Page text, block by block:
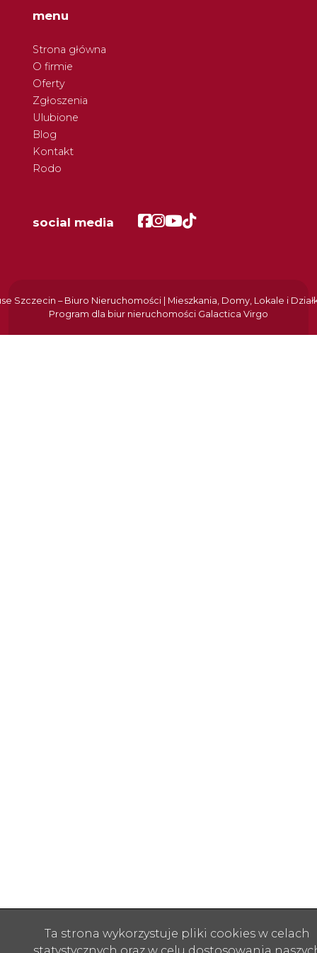
menu
Strona główna
O firmie
Oferty
Zgłoszenia
Ulubione
Blog
Kontakt
Rodo
social media Facebook
Facebook
Facebook
Facebook
Szczecin – Biuro Nieruchomości | Mieszkania, Domy, Lokale i
Program dla biur nieruchomości Galactica Virgo
Ta strona wykorzystuje pliki cookies w celach
statystycznych oraz w celu dostosowania